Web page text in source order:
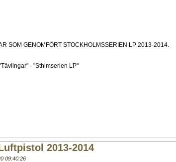
SOM GENOMFÖRT STOCKHOLMSSERIEN LP 2013-2014.
- "Sthlmserien LP"
2013-2014
09:40:26